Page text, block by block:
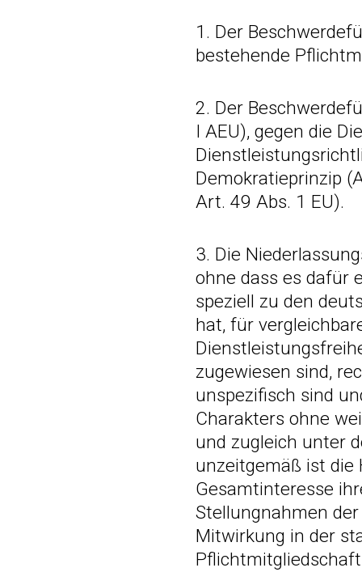
1. Der
bestehende
2. Der
I AEU), gegen die
Demokratieprinzip
Art. 49 Abs. 1 EU).
3. Die
ohne dass es dafür
speziell zu den
hat, für
zugewiesen sind,
unspezifisch sind
Charakters ohne
und zugleich unter
unzeitgemäß ist die
Gesamtinteresse
Stellungnahmen
Mitwirkung in der